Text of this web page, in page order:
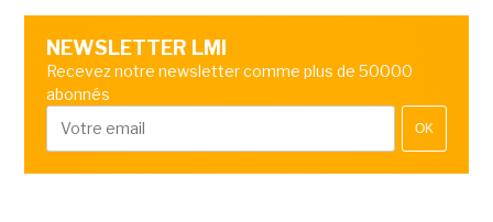
NEWSLETTER LMI
Recevez notre newsletter comme plus de 50000
abonnés
OK